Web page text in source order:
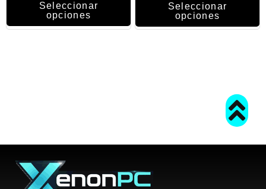
Seleccionar
opciones
Seleccionar
opciones